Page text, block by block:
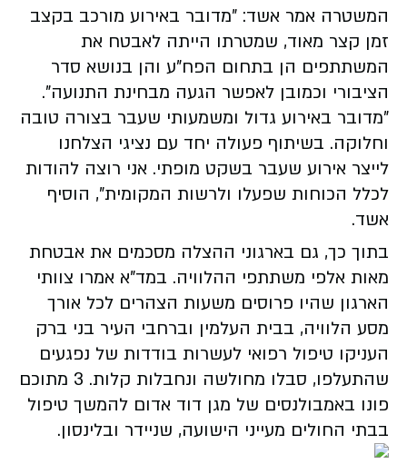
המשטרה אמר אשד: "מדובר באירוע מורכב בקצב
זמן קצר מאוד, שמטרתו הייתה לאבטח את
המשתתפים הן בתחום הפח"ע והן בנושא סדר
הציבורי וכמובן לאפשר הגעה מבחינת התנועה".
"מדובר באירוע גדול ומשמעותי שעבר בצורה טובה
וחלוקה. בשיתוף פעולה יחד עם נציגי הצלחנו
לייצר אירוע שעבר בשקט מופתי. אני רוצה להודות
לכלל הכוחות שפעלו ולרשות המקומית", הוסיף
אשד.
בתוך כך, גם בארגוני ההצלה מסכמים את אבטחת
מאות אלפי משתתפי ההלוויה. במד"א אמרו צוותי
הארגון שהיו פרוסים משעות הצהרים לכל אורך
מסע הלוויה, בבית העלמין וברחבי העיר בני ברק
העניקו טיפול רפואי לעשרות בודדות של נפגעים
שהתעלפו, סבלו מחולשה ונחבלות קלות. 3 מתוכם
פונו באמבולנסים של מגן דוד אדום להמשך טיפול
בבתי החולים מעייני הישועה, שניידר ובלינסון.